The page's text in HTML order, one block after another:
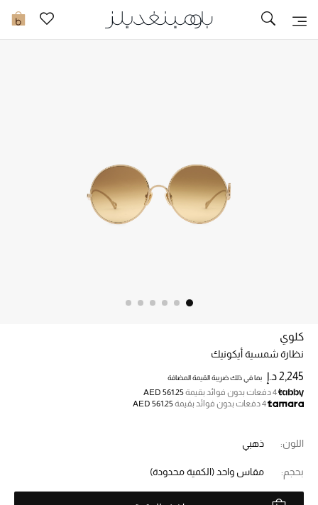
0 تخفيضات
خصم حتى 70%
تسوقوا الآن
ما وصلنا حديثاً
الموسم الجديد
كلوي
نظارة شمسية أيكونيك
2,245 د.إ بما في ذلك ضريبة القيمة المضافة
4 دفعات بدون فوائد بقيمة
AED 561.25
4 دفعات بدون فوائد بقيمة
AED 561.25
اللون: ذهبي
بحجم: مقاس واحد (الكمية محدودة)